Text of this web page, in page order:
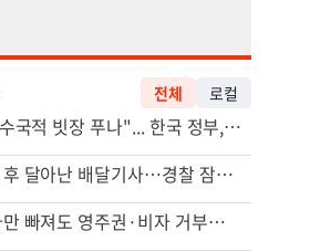
전체 로컬
"65세 복수국적 빗장 푸나"... 한국 정부, 연령 완화 전면 추진
신호위반 후 달아난 배달기사…경찰 잠복해 잡고보니 ‘반전’
서류 하나만 빠져도 영주권·비자 거부…심사관 재량권 대폭 확대